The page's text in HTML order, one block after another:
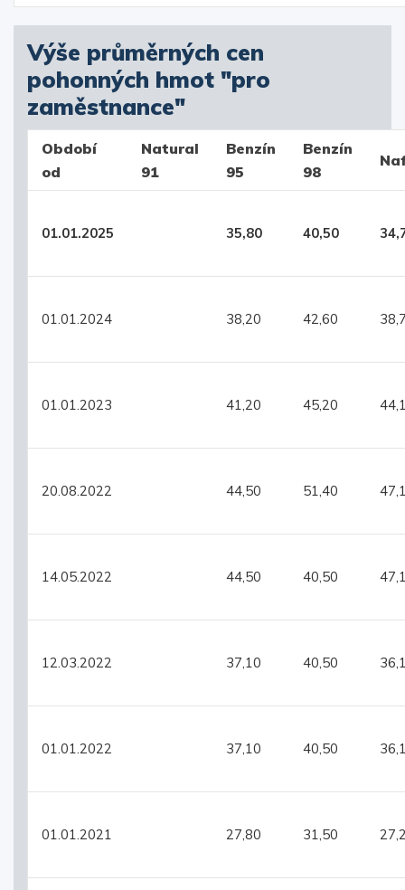
Výše průměrných cen
pohonných hmot "pro
zaměstnance"
Období
od
Natural
91
Benzín
95
Benzín
98
01.01.2025 35,80 40,50
01.01.2024 38,20 42,60
01.01.2023 41,20 45,20
20.08.2022 44,50 51,40
14.05.2022 44,50 40,50
12.03.2022 37,10 40,50
01.01.2022 37,10 40,50
01.01.2021 27,80 31,50